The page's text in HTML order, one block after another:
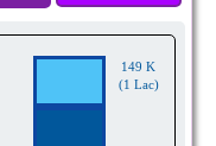
149 K
(1 Lac)